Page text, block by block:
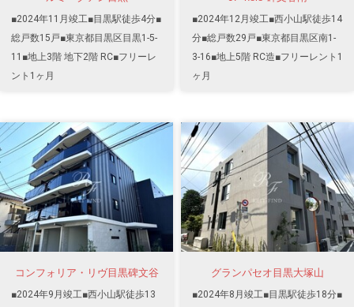
■2024年11月竣工■目黒駅徒歩4分■
総戸数15戸■東京都目黒区目黒1-5-
11■地上3階 地下2階 RC■フリーレ
ント1ヶ月
■2024年12月竣工■西小山駅徒歩14
分■総戸数29戸■東京都目黒区南1-
3-16■地上5階 RC造■フリーレント1
ヶ月
コンフォリア・リヴ目黒碑文谷
■2024年9月竣工■西小山駅徒歩13
グランパセオ目黒大塚山
■2024年8月竣工■目黒駅徒歩18分■